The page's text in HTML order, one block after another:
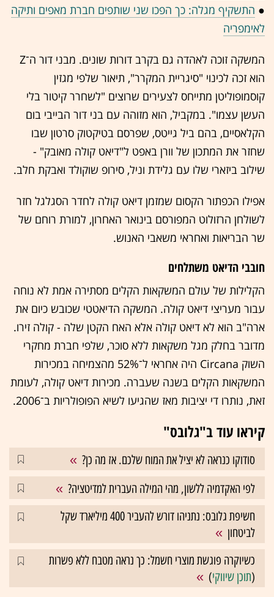
● התשקיף מגלה: כך הפכו שני שותפים חברת מאפים ותיקה
לאימפריה
המשקה זוכה לאהדה גם בקרב דורות שונים. מבני דור ה־Z
הוא זכה לכינוי "סיגריית המקרר", תיאור שלפי מגזין
קוסמופוליטן מתייחס לצעירים שרוצים "לשחרר קיטור בלי
העשן עצמו". במקביל, הוא מזוהה עם בני דור הבייבי בום
הקלאסיים, בהם ביל גייטס, שפרסם בטיקטוק סרטון שבו
שחזר את המתכון של וורן באפט ל"דיאט קולה מאובק" -
שילוב ביזארי שלו עם גלידת וניל, סירופ שוקולד ואבקת חלב.
אפילו הכפתור הקסום שמזמן דיאט קולה לחדר הסגלגל חזר
לשולחן הרזולוט המפורסם בינואר האחרון, למורת רוחם של
שר הבריאות ואחראי משאבי האנוש.
חובבי הדיאט משתלחים
הקלילות של עולם המשקאות הקלים מסתירה אמת לא נוחה
עבור מעריצי דיאט קולה. המשקה הדיאטטי שכובש כיום את
ארה"ב הוא לא דיאט קולה אלא האח הקטן שלה - קולה זירו.
מדובר בחלק מגל משקאות ללא סוכר, שלפי חברת מחקרי
השוק Circana היה אחראי ל־52% מהצמיחה במכירות
המשקאות הקלים בשנה שעברה. מכירות דיאט קולה, לעומת
זאת, נותרו די יציבות מאז שהגיעו לשיא הפופולריות ב־2006.
קיראו עוד ב"גלובס"
סודוקו כנראה לא יציל את המוח שלכם. אז מה כן?
לפי האקדמיה ללשון, מהי המילה העברית למדיטציה?
חשיפת גלובס: נתניהו דורש להעביר 400 מיליארד שקל
לביטחון
כשיוקרה פוגשת מוצרי חשמל: כך נראה מטבח ללא פשרות
(תוכן שיווקי)